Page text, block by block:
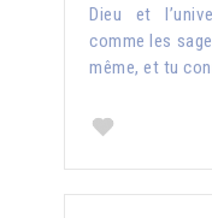
Dieu et
comme les
même, et tu